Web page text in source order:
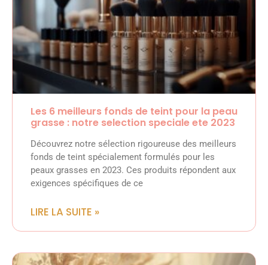
Les 6 meilleurs fonds de teint pour la peau
grasse : notre selection speciale ete 2023
Découvrez notre sélection rigoureuse des meilleurs
fonds de teint spécialement formulés pour les
peaux grasses en 2023. Ces produits répondent aux
exigences spécifiques de ce
LIRE LA SUITE »